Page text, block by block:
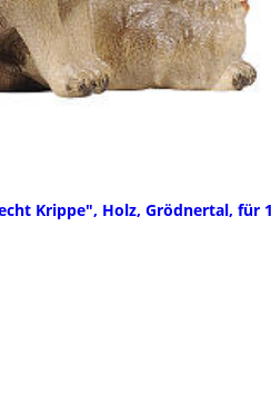
Krippe", Holz, Grödnertal, für